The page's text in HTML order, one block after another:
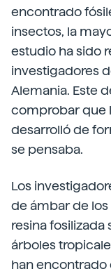
encontrado
insectos, la
estudio ha sido
investigadores
Alemania. Este
comprobar que
desarrolló de
se pensaba.
Los
de ámbar de
resina fosilizada
árboles
han encontrado